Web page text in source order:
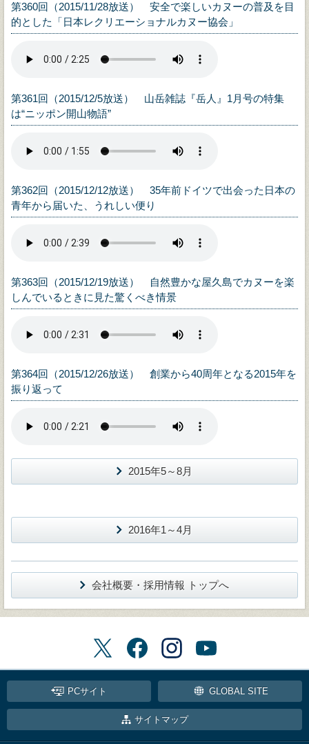
第360回（2015/11/28放送） 安全で楽しいカヌーの普及を目
的とした「日本レクリエーショナルカヌー協会」
第361回（2015/12/5放送） 山岳雑誌『岳人』1月号の特集
は“ニッポン開山物語”
第362回（2015/12/12放送） 35年前ドイツで出会った日本の
青年から届いた、うれしい便り
第363回（2015/12/19放送） 自然豊かな屋久島でカヌーを楽
しんでいるときに見た驚くべき情景
第364回（2015/12/26放送） 創業から40周年となる2015年を
振り返って
2015年5～8月
2016年1～4月
会社概要・採用情報 トップへ
PCサイト GLOBAL SITE
サイトマップ